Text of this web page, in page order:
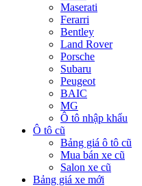
Maserati
Ferarri
Bentley
Land Rover
Porsche
Subaru
Peugeot
BAIC
MG
Ô tô nhập khẩu
Ô tô cũ
Bảng giá ô tô cũ
Mua bán xe cũ
Salon xe cũ
Bảng giá xe mới